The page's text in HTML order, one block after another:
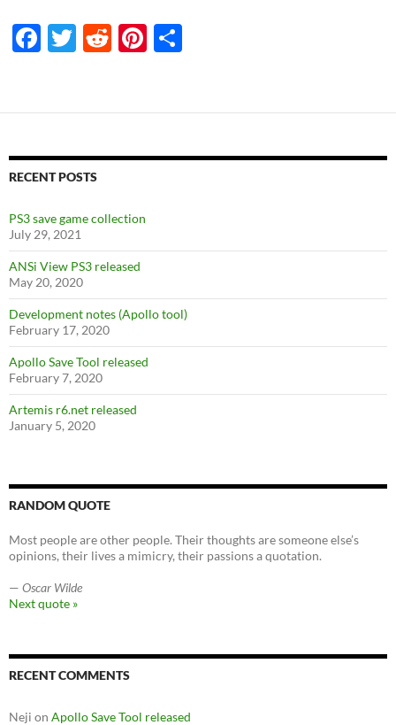
F
b
o
o
k
T
er
R
di
t
Pi
es
t
e
RECENT POSTS
PS3 save game collection
July 29, 2021
ANSi View PS3 released
May 20, 2020
Development notes (Apollo tool)
February 17, 2020
Apollo Save Tool released
February 7, 2020
Artemis r6.net released
January 5, 2020
RANDOM QUOTE
Most people are other people. Their thoughts are someone else’s
opinions, their lives a mimicry, their passions a quotation.
— Oscar Wilde
Next quote »
RECENT COMMENTS
Neji on Apollo Save Tool released